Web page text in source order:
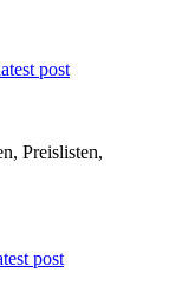
post
Preislisten,
post